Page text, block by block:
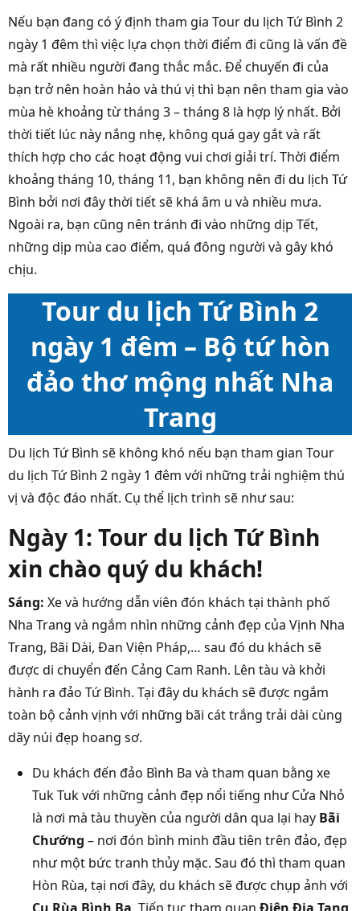
Nếu bạn đang có ý định tham gia Tour du lịch Tứ Bình 2
ngày 1 đêm thì việc lựa chọn thời điểm đi cũng là vấn đề
mà rất nhiều người đang thắc mắc. Để chuyến đi của
bạn trở nên hoàn hảo và thú vị thì bạn nên tham gia vào
mùa hè khoảng từ tháng 3 – tháng 8 là hợp lý nhất. Bởi
thời tiết lúc này nắng nhẹ, không quá gay gắt và rất
thích hợp cho các hoạt động vui chơi giải trí. Thời điểm
khoảng tháng 10, tháng 11, bạn không nên đi du lịch Tứ
Bình bởi nơi đây thời tiết sẽ khá âm u và nhiều mưa.
Ngoài ra, bạn cũng nên tránh đi vào những dịp Tết,
những dịp mùa cao điểm, quá đông người và gây khó
chịu.
Tour du lịch Tứ Bình 2
ngày 1 đêm – Bộ tứ hòn
đảo thơ mộng nhất Nha
Trang
Du lịch Tứ Bình sẽ không khó nếu bạn tham gian Tour
du lịch Tứ Bình 2 ngày 1 đêm với những trải nghiệm thú
vị và độc đáo nhất. Cụ thể lịch trình sẽ như sau:
Ngày 1: Tour du lịch Tứ Bình
xin chào quý du khách!
Sáng: Xe và hướng dẫn viên đón khách tại thành phố
Nha Trang và ngắm nhìn những cảnh đẹp của Vịnh Nha
Trang, Bãi Dài, Đan Viện Pháp,… sau đó du khách sẽ
được di chuyển đến Cảng Cam Ranh. Lên tàu và khởi
hành ra đảo Tứ Bình. Tại đây du khách sẽ được ngắm
toàn bộ cảnh vịnh với những bãi cát trắng trải dài cùng
dãy núi đẹp hoang sơ.
Du khách đến đảo Bình Ba và tham quan bằng xe
Tuk Tuk với những cảnh đẹp nổi tiếng như Cửa Nhỏ
là nơi mà tàu thuyền của người dân qua lại hay Bãi
Chướng – nơi đón bình minh đầu tiên trên đảo, đẹp
như một bức tranh thủy mặc. Sau đó thì tham quan
Hòn Rùa, tại nơi đây, du khách sẽ được chụp ảnh với